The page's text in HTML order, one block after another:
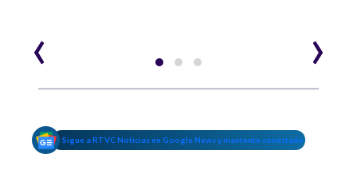
‹ ›
Sigue a RTVC Noticias en Google News y mantente conectado